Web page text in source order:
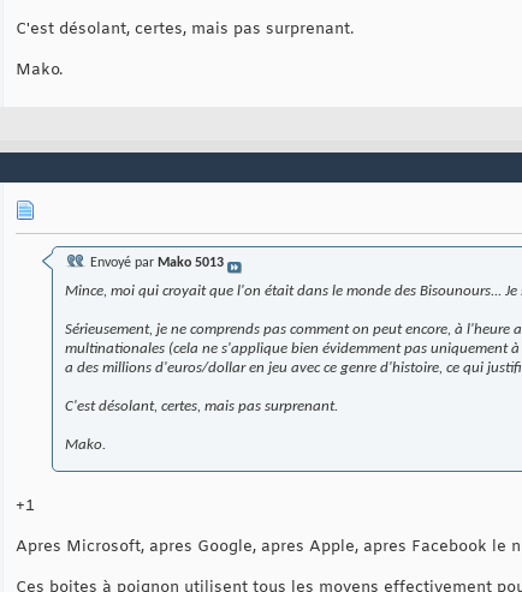
C'est désolant, certes, mais pas surprenant.
Mako.
Envoyé par Mako 5013
Mince, moi qui croyait que l'on était dans le monde des Bisounours... Je
Sérieusement, je ne comprends pas comment on peut encore, à
multinationales (cela ne s'applique bien évidemment pas uniquement
a des millions d'euros/dollar en jeu avec ce genre d'histoire, ce qui
C'est désolant, certes, mais pas surprenant.
Mako.
+1
Apres Microsoft, apres Google, apres Apple, apres Facebook le
Ces boites à poignon utilisent tous les moyens effectivement